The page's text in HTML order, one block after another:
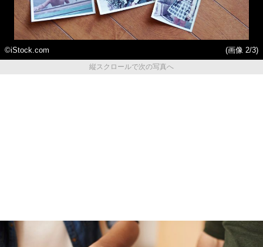
©iStock.com
(画像 2/3)
縦スクロールで次の写真へ